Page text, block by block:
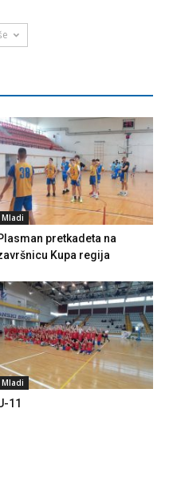
Mladi
pretkadeta na
Kupa regija
Mladi
11